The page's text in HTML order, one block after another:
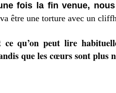
fois la fin venue,
être une torture avec un
qu’on peut lire
que les cœurs sont plus